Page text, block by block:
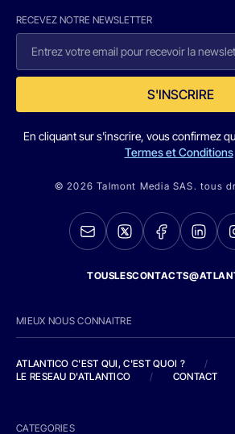
RECEVEZ NOTRE NEWSLETTER
S'INSCRIRE
En cliquant sur s'inscrire, vous confirmez
Termes et Conditions
© 2026 Talmont Media SAS. tous
MIEUX NOUS CONNAITRE
ATLANTICO C'EST QUI, C'EST QUOI ?
/
LE RESEAU D'ATLANTICO
/ CONTACT
CATEGORIES